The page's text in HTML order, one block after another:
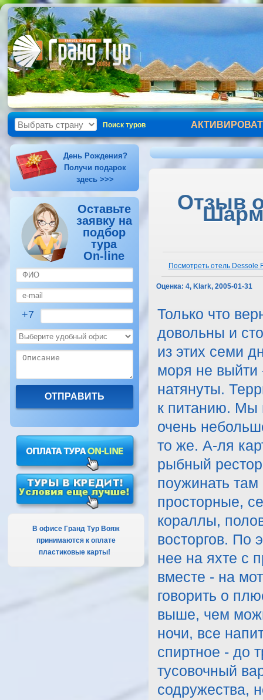
Поиск туров
День Рождения?
Получи подарок
здесь >>>
Оставьте
заявку на
подбор
тура
On-line
+7
В офисе Гранд Тур Вояж
принимаются к оплате
пластиковые карты!
Отзыв
Посмотреть отель Dessole
Оценка: 4, Klark, 2005-01-31
Только что
довольны и
из этих семи
моря не выйти
натянуты.
к питанию. Мы
очень
то же. А-ля
рыбный
поужинать
просторные,
кораллы,
восторгов. По
нее на яхте с
вместе - на
говорить о
выше, чем
ночи, все
спиртное - до
тусовочный
содружества,